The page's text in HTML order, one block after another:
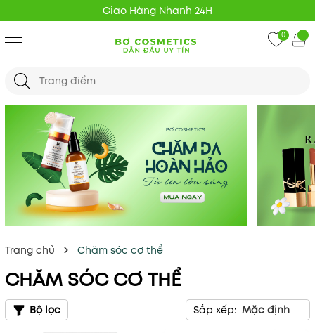
Giao Hàng Nhanh 24H
0
Trang chủ Chăm sóc cơ thể
CHĂM SÓC CƠ THỂ
Bộ lọc Sắp xếp: Mặc định